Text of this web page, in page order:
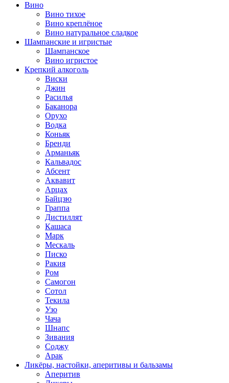
Вино
Вино тихое
Вино креплёное
Вино натуральное сладкое
Шампанские и игристые
Шампанское
Вино игристое
Крепкий алкоголь
Виски
Джин
Расилья
Баканора
Орухо
Водка
Коньяк
Бренди
Арманьяк
Кальвадос
Абсент
Аквавит
Арцах
Байцзю
Граппа
Дистиллят
Кашаса
Марк
Мескаль
Писко
Ракия
Ром
Самогон
Сотол
Текила
Узо
Чача
Шнапс
Зивания
Соджу
Арак
Ликёры, настойки, аперитивы и бальзамы
Аперитив